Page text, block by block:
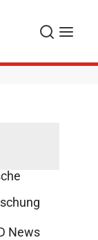
Suche
News